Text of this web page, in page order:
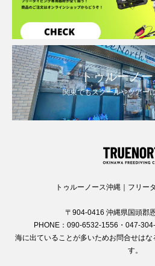
トゥルーノ
関東でもスクールやツアー
トゥルーノース沖縄｜フリー
〒904-0416 沖縄県国頭郡
PHONE：090-6532-1556・047-
海に出ていることが多いためお問合せは
す。